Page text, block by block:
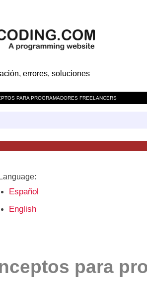
errores, soluciones
PARA PROGRAMADORES FREELANCERS
Español
English
para